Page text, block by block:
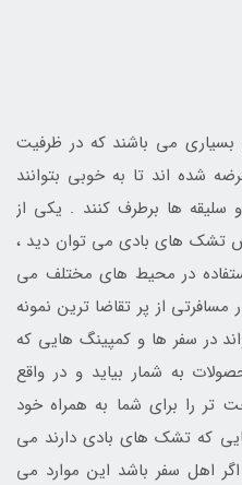
می باشند که در ظرفیت
شده اند تا به خوبی بتوانند
سلیقه ها برطرف کنند . یکی از
تشک های بادی می توان دید ،
در محیط های مختلف می
از پر تقاضا ترین نمونه
در سفر ها و کمپینگ هایی که
به شمار بیاید و در واقع
را برای شما به همراه خود
که تشک های بادی دارند می
اهل سفر باشد این موارد می